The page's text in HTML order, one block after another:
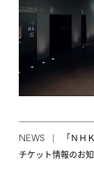
NEWS
「ＮＨ
チケット情報のお